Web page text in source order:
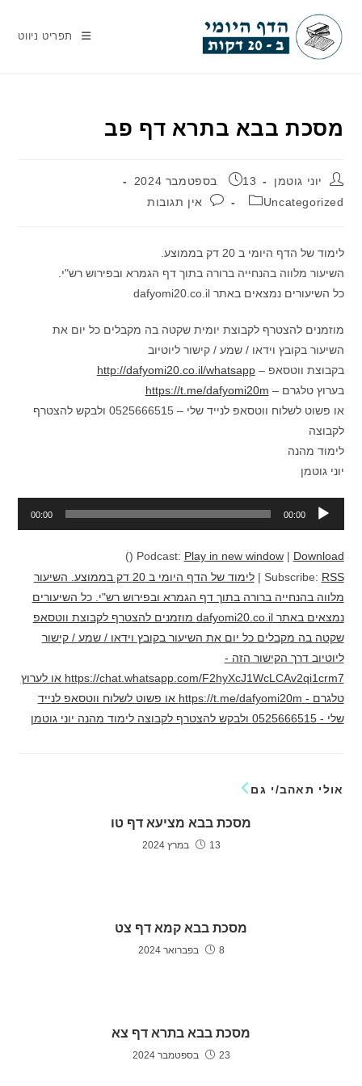
content
תפריט ניווט
מסכת בבא בתרא דף פב
מחבר:יוני גוטמן פורסם:
13 בספטמבר 2024
קטגוריה:
Uncategorized תגובות:אין תגובות
לימוד של הדף היומי ב 20 דק בממוצע.
השיעור מלווה בהנחייה ברורה בתוך דף הגמרא ובפירוש רש"י.
כל השיעורים נמצאים באתר dafyomi20.co.il
מוזמנים להצטרף לקבוצת יומית שקטה בה מקבלים כל יום את
השיעור בקובץ וידאו / שמע / קישור ליוטיוב
בקבוצת ווטסאפ –http://dafyomi20.co.il/whatsapp
בערוץ טלגרם – https://t.me/dafyomi20m
או פשוט לשלוח ווטסאפ לנייד שלי – 0525666515 ולבקש להצטרף
לקבוצה
לימוד מהנה
יוני גוטמן
00:00
00:00
Podcast: Play in new window| Download
()
Subscribe: RSS
|
לימוד של הדף היומי ב 20 דק בממוצע. השיעור
מלווה בהנחייה ברורה בתוך דף הגמרא ובפירוש רש"י. כל השיעורים
נמצאים באתר dafyomi20.co.il מוזמנים להצטרף לקבוצת ווטסאפ
שקטה בה מקבלים כל יום את השיעור בקובץ וידאו / שמע / קישור
ליוטיוב דרך הקישור הזה -
https://chat.whatsapp.com/F2hyXcJ1WcLCAv2qi1crm7 או לערוץ
טלגרם - https://t.me/dafyomi20m או פשוט לשלוח ווטסאפ לנייד
שלי - 0525666515 ולבקש להצטרף לקבוצה לימוד מהנה יוני גוטמן
אולי תאהב/י גם
מסכת בבא מציעא דף טו
13 במרץ 2024
מסכת בבא קמא דף צט
8 בפברואר 2024
מסכת בבא בתרא דף צא
23 בספטמבר 2024